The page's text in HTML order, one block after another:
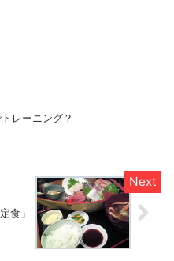
レーニング？
食」